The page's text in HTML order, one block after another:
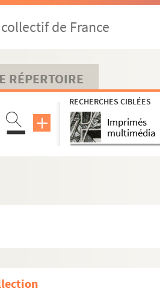
de France
RÉPERTOIRE
RECHERCHES CIBLÉES
Imprimés
multimédia